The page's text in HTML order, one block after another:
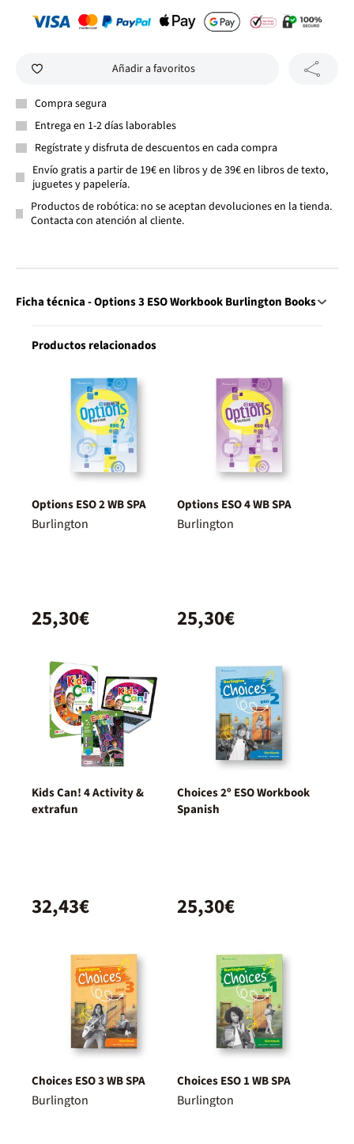
Añadir a favoritos
Compra segura
Entrega en 1-2 días laborables
Regístrate y disfruta de descuentos en cada compra
Envío gratis a partir de 19€ en libros y de 39€ en libros de texto,
juguetes y papelería.
Productos de robótica: no se aceptan devoluciones en la tienda.
Contacta con atención al cliente.
Ficha técnica - Options 3 ESO Workbook Burlington Books
Productos relacionados
Options ESO 2 WB SPA
Burlington
25,30€
Options ESO 4 WB SPA
Burlington
25,30€
Kids Can! 4 Activity &
extrafun
32,43€
Choices 2º ESO Workbook
Spanish
25,30€
Choices ESO 3 WB SPA
Burlington
Choices ESO 1 WB SPA
Burlington